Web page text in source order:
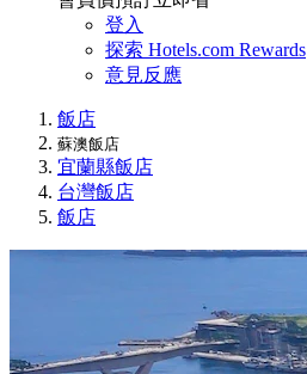
登入
探索 Hotels.com Rewards
意見反應
飯店
蘇澳飯店
宜蘭縣飯店
台灣飯店
飯店